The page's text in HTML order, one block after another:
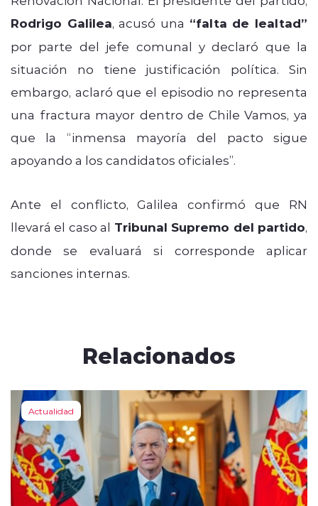
Rodrigo Galilea, acusó una “falta de lealtad”
por parte del jefe comunal y declaró que la
situación no tiene justificación política. Sin
embargo, aclaró que el episodio no representa
una fractura mayor dentro de Chile Vamos, ya
que la “inmensa mayoría del pacto sigue
apoyando a los candidatos oficiales”.
Ante el conflicto, Galilea confirmó que RN
llevará el caso al Tribunal Supremo del partido,
donde se evaluará si corresponde aplicar
sanciones internas.
Relacionados
Actualidad